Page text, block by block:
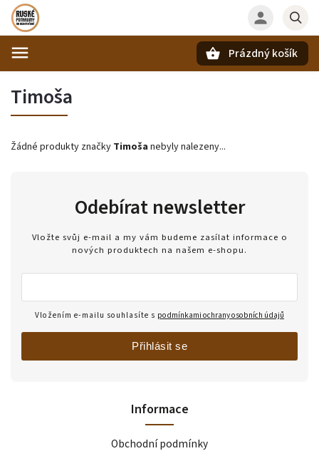
Prázdný košík
Timoša
Žádné produkty značky Timoša nebyly nalezeny...
Informace
Obchodní podmínky
Odebírat newsletter
Vložte svůj e-mail a my vám budeme zasílat informace o
nových produktech na našem e-shopu.
Vložením e-mailu souhlasíte s podmínkami ochrany osobních údajů
Přihlásit se